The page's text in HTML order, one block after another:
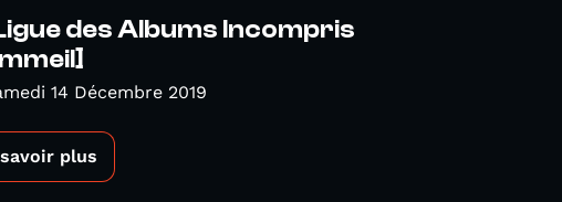
des Albums Incompris
14 Décembre 2019
plus